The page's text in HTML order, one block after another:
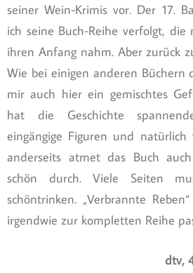
seiner Wein-Krimis vor. Der 17.
ich seine Buch-Reihe verfolgt, die
ihren Anfang nahm. Aber zurück
Wie bei einigen anderen Büchern
mir auch hier ein gemischtes
hat die Geschichte
eingängige Figuren und natürlich
anderseits atmet das Buch
schön durch. Viele Seiten
schöntrinken. „Verbrannte
irgendwie zur kompletten Reihe
dtv,